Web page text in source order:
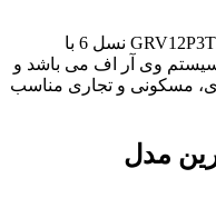
سیستم اسپلیت مرکزی گرین مدل GRV12P3T3/6 نسل 6 با
سیستم وی آر اف می باشد و
مسکونی و تجاری مناسب
مدل